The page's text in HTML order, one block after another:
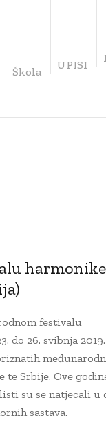
Škola
UPISI
festivalu
do 26. svibnja 2019.
te Srbije. Ove
su se natjecali u
sastava.